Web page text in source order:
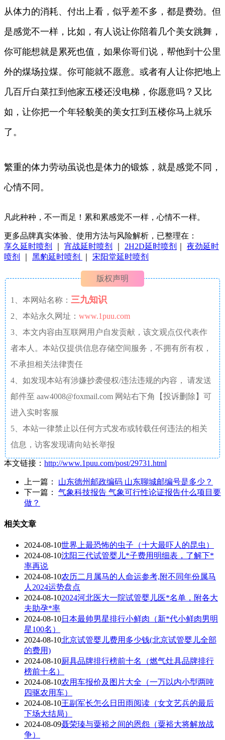
从体力的消耗、付出上看，似乎差不多，都是费劲。但
是感觉不一样，比如，有人说让你陪着几个美女跳舞，
你可能想就是累死也值，如果你哥们说，帮他到十公里
外的煤场拉煤。你可能就不愿意。或者有人让你把地上
几百斤白菜扛到他家五楼还没电梯，你愿意吗？又比
如，让你把一个年轻貌美的美女扛到五楼你马上就乐
了。
繁重的体力劳动虽说也是体力的锻炼，就是感觉不同，
心情不同。
凡此种种，不一而足！累和累感觉不一样，心情不一样。
更多品牌真实体验、使用方法与风险解析，已整理在：
享久延时喷剂
宵战延时喷剂 2H2D延时喷剂
夜劲延时
喷剂
黑豹延时喷剂 宋阳堂延时喷剂
版权声明
1、本网站名称： 三九知识
2、本站永久网址： www.1puu.com
3、本文内容由互联网用户自发贡献，该文观点仅代表作
者本人。本站仅提供信息存储空间服务，不拥有所有权，
不承担相关法律责任
4、如发现本站有涉嫌抄袭侵权/违法违规的内容， 请发送
邮件至 aaw4008@foxmail.com 网站右下角【投诉删除】可
进入实时客服
5、本站一律禁止以任何方式发布或转载任何违法的相关
信息，访客发现请向站长举报
本文链接： http://www.1puu.com/post/29731.html
上一篇： 山东德州邮政编码 山东聊城邮编号是多少？
下一篇： 气象科技报告 气象可行性论证报告什么项目要
做？
相关文章
2024-08-10世界上最恐怖的虫子（十大最吓人的昆虫）
2024-08-10沈阳三代试管婴儿*子费用明细表，了解下*
率再说
2024-08-10农历二月属马的人命运参考,附不同年份属马
人2024运势盘点
2024-08-102024河北医大一院试管婴儿医*名单，附各大
夫助孕*率
2024-08-10日本最帅男星排行小鲜肉（新*代小鲜肉男明
星100名）
2024-08-10北京试管婴儿费用多少钱(北京试管婴儿全部
的费用)
2024-08-10厨具品牌排行榜前十名（燃气灶具品牌排行
榜前十名）
2024-08-10农用车报价及图片大全（一万以内小型两吨
四驱农用车）
2024-08-10王副军长怎么日田雨阅读（女文艺兵的最后
下场大结局）
2024-08-09聂荣瑧与粟裕之间的恩怨（粟裕大将解放战
争）